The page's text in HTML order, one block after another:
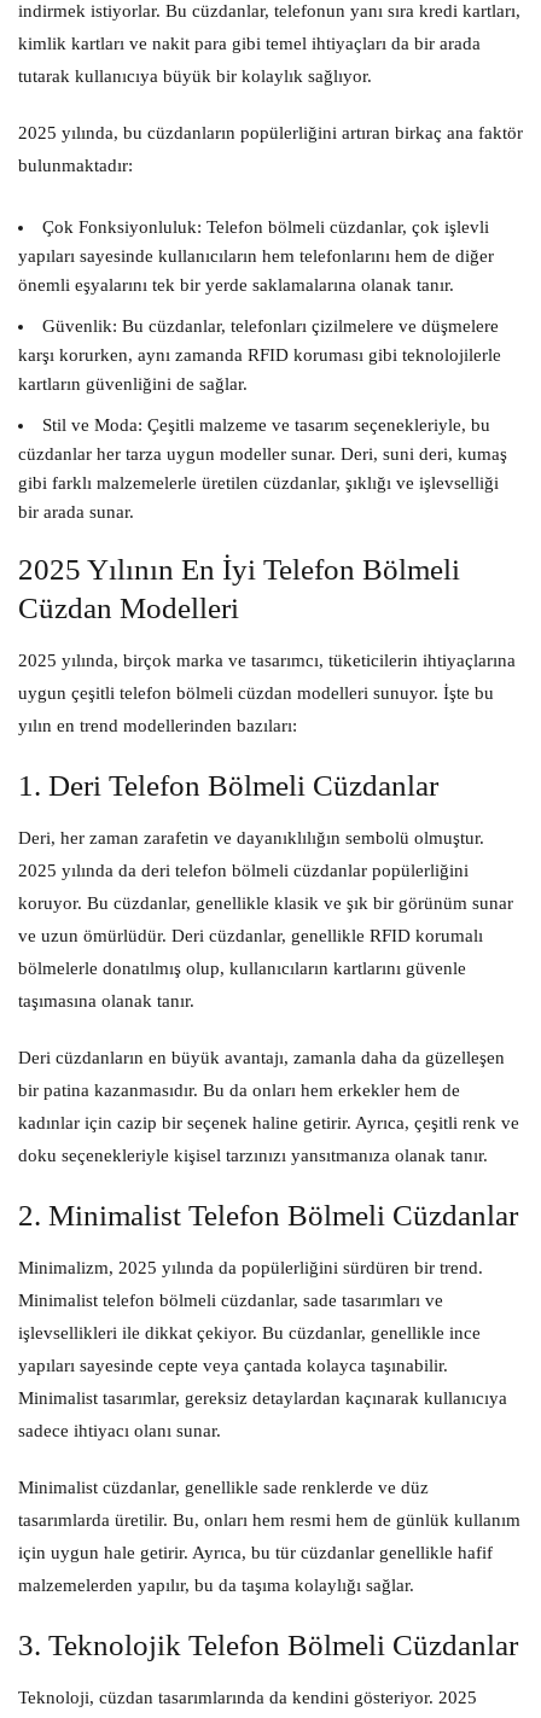
indirmek istiyorlar. Bu cüzdanlar, telefonun yanı sıra kredi kartları,
kimlik kartları ve nakit para gibi temel ihtiyaçları da bir arada
tutarak kullanıcıya büyük bir kolaylık sağlıyor.
2025 yılında, bu cüzdanların popülerliğini artıran birkaç ana faktör
bulunmaktadır:
Çok Fonksiyonluluk: Telefon bölmeli cüzdanlar, çok işlevli
yapıları sayesinde kullanıcıların hem telefonlarını hem de diğer
önemli eşyalarını tek bir yerde saklamalarına olanak tanır.
Güvenlik: Bu cüzdanlar, telefonları çizilmelere ve düşmelere
karşı korurken, aynı zamanda RFID koruması gibi teknolojilerle
kartların güvenliğini de sağlar.
Stil ve Moda: Çeşitli malzeme ve tasarım seçenekleriyle, bu
cüzdanlar her tarza uygun modeller sunar. Deri, suni deri, kumaş
gibi farklı malzemelerle üretilen cüzdanlar, şıklığı ve işlevselliği
bir arada sunar.
2025 Yılının En İyi Telefon Bölmeli
Cüzdan Modelleri
2025 yılında, birçok marka ve tasarımcı, tüketicilerin ihtiyaçlarına
uygun çeşitli telefon bölmeli cüzdan modelleri sunuyor. İşte bu
yılın en trend modellerinden bazıları:
1. Deri Telefon Bölmeli Cüzdanlar
Deri, her zaman zarafetin ve dayanıklılığın sembolü olmuştur.
2025 yılında da deri telefon bölmeli cüzdanlar popülerliğini
koruyor. Bu cüzdanlar, genellikle klasik ve şık bir görünüm sunar
ve uzun ömürlüdür. Deri cüzdanlar, genellikle RFID korumalı
bölmelerle donatılmış olup, kullanıcıların kartlarını güvenle
taşımasına olanak tanır.
Deri cüzdanların en büyük avantajı, zamanla daha da güzelleşen
bir patina kazanmasıdır. Bu da onları hem erkekler hem de
kadınlar için cazip bir seçenek haline getirir. Ayrıca, çeşitli renk ve
doku seçenekleriyle kişisel tarzınızı yansıtmanıza olanak tanır.
2. Minimalist Telefon Bölmeli Cüzdanlar
Minimalizm, 2025 yılında da popülerliğini sürdüren bir trend.
Minimalist telefon bölmeli cüzdanlar, sade tasarımları ve
işlevsellikleri ile dikkat çekiyor. Bu cüzdanlar, genellikle ince
yapıları sayesinde cepte veya çantada kolayca taşınabilir.
Minimalist tasarımlar, gereksiz detaylardan kaçınarak kullanıcıya
sadece ihtiyacı olanı sunar.
Minimalist cüzdanlar, genellikle sade renklerde ve düz
tasarımlarda üretilir. Bu, onları hem resmi hem de günlük kullanım
için uygun hale getirir. Ayrıca, bu tür cüzdanlar genellikle hafif
malzemelerden yapılır, bu da taşıma kolaylığı sağlar.
3. Teknolojik Telefon Bölmeli Cüzdanlar
Teknoloji, cüzdan tasarımlarında da kendini gösteriyor. 2025